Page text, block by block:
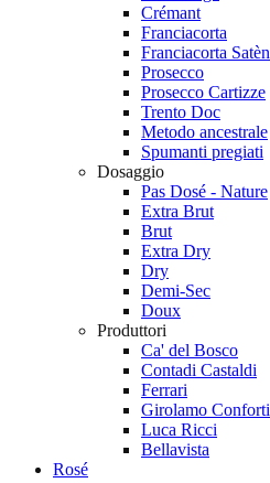
Crémant
Franciacorta
Franciacorta Satèn
Prosecco
Prosecco Cartizze
Trento Doc
Metodo ancestrale
Spumanti pregiati
Dosaggio
Pas Dosé - Nature
Extra Brut
Brut
Extra Dry
Dry
Demi-Sec
Doux
Produttori
Ca' del Bosco
Contadi Castaldi
Ferrari
Girolamo Conforti
Luca Ricci
Bellavista
Rosé